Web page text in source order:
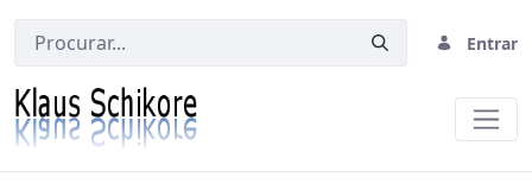
Entrar